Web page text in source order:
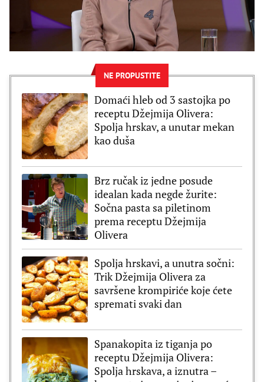
NE PROPUSTITE
Domaći hleb od 3 sastojka po
receptu Džejmija Olivera:
Spolja hrskav, a unutar mekan
kao duša
Brz ručak iz jedne posude
idealan kada negde žurite:
Sočna pasta sa piletinom
prema receptu Džejmija
Olivera
Spolja hrskavi, a unutra sočni:
Trik Džejmija Olivera za
savršene krompiriće koje ćete
spremati svaki dan
Spanakopita iz tiganja po
receptu Džejmija Olivera:
Spolja hrskava, a iznutra –